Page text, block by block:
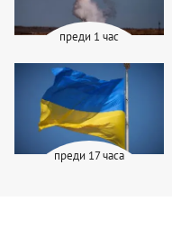
преди 1 час
преди 17 часа